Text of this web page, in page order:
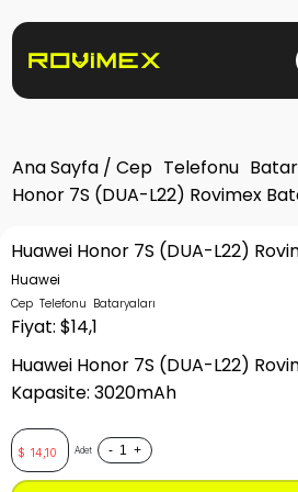
Ana Sayfa / Cep Telefonu
Honor 7S (DUA-L22) Rovimex
Huawei Honor 7S (DUA-L22)
Huawei
Cep Telefonu Bataryaları
Fiyat: $14,1
Huawei Honor 7S (DUA-L22)
Kapasite: 3020mAh
$ 14,10 Adet - +